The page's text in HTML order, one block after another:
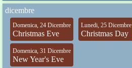
dicembre
Domenica, 24 Dicembre
Christmas Eve
Lunedi, 25 Dicembre
Christmas Day
Domenica, 31 Dicembre
New Year's Eve